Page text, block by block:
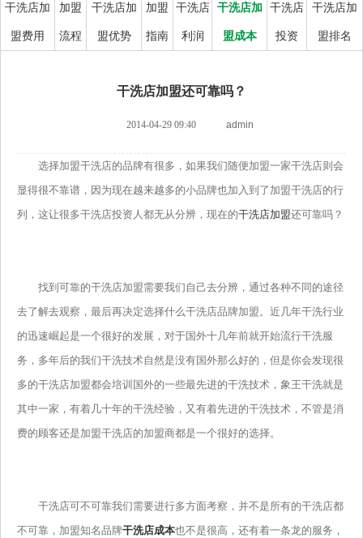
干洗店加
盟费用
加盟
流程
干洗店加
盟优势
加盟
指南
干洗店
利润
干洗店加
盟成本
干洗店
投资
干洗店加
盟排名
干洗店加盟还可靠吗？
2014-04-29 09:40 admin
选择加盟干洗店的品牌有很多，如果我们随便加盟一家干洗店则会
显得很不靠谱，因为现在越来越多的小品牌也加入到了加盟干洗店的行
列，这让很多干洗店投资人都无从分辨，现在的干洗店加盟还可靠吗？
找到可靠的干洗店加盟需要我们自己去分辨，通过各种不同的途径
去了解去观察，最后再决定选择什么干洗店品牌加盟。近几年干洗行业
的迅速崛起是一个很好的发展，对于国外十几年前就开始流行干洗服
务，多年后的我们干洗技术自然是没有国外那么好的，但是你会发现很
多的干洗店加盟都会培训国外的一些最先进的干洗技术，象王干洗就是
其中一家，有着几十年的干洗经验，又有着先进的干洗技术，不管是消
费的顾客还是加盟干洗店的加盟商都是一个很好的选择。
干洗店可不可靠我们需要进行多方面考察，并不是所有的干洗店都
不可靠，加盟知名品牌干洗店成本也不是很高，还有着一条龙的服务，